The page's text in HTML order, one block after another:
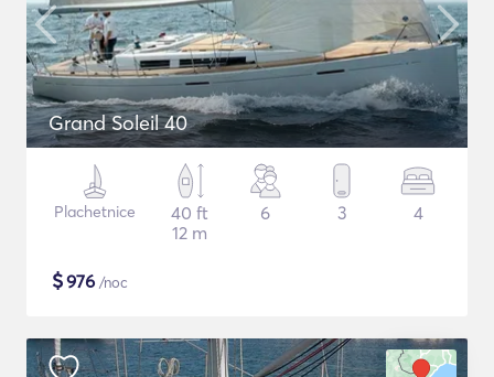
Grand Soleil 40
Plachetnice
40 ft
12 m
6 3 4
$976 /noc